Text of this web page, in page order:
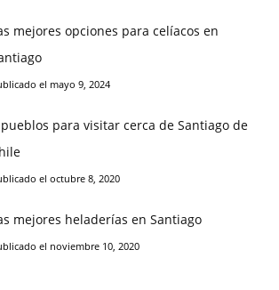
mejores opciones para celíacos en
el mayo 9, 2024
para visitar cerca de Santiago de
el octubre 8, 2020
mejores heladerías en Santiago
el noviembre 10, 2020